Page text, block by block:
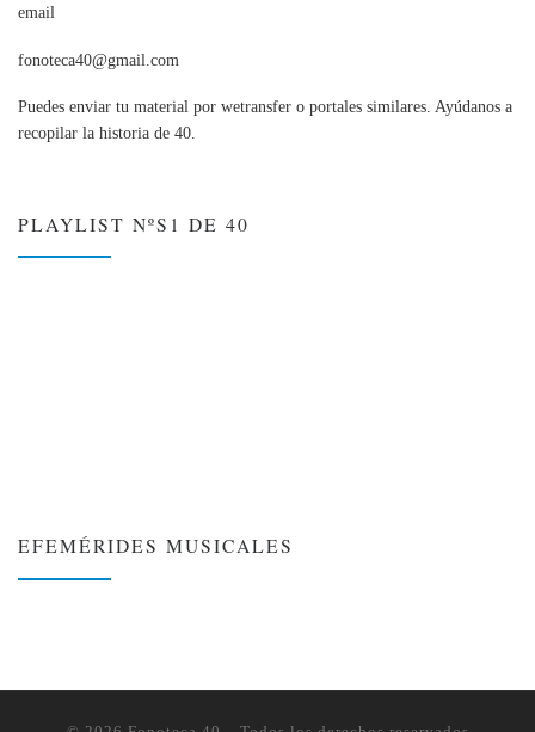
email
fonoteca40@gmail.com
Puedes enviar tu material por wetransfer o portales similares. Ayúdanos a
recopilar la historia de 40.
PLAYLIST NºS1 DE 40
EFEMÉRIDES MUSICALES